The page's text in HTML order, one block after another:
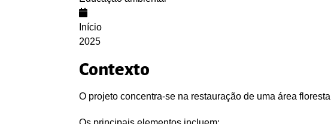
Início
2025
Contexto
O projeto concentra-se na restauração de uma área